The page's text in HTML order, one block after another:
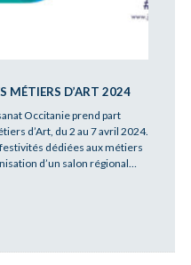
MÉTIERS D’ART 2024
Occitanie prend part
d’Art, du 2 au 7 avril 2024.
dédiées aux métiers
d’un salon régional…